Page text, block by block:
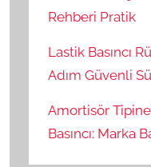
Rehberi Pratik
Lastik Basıncı
Adım Güvenli
Amortisör
Basıncı: Marka